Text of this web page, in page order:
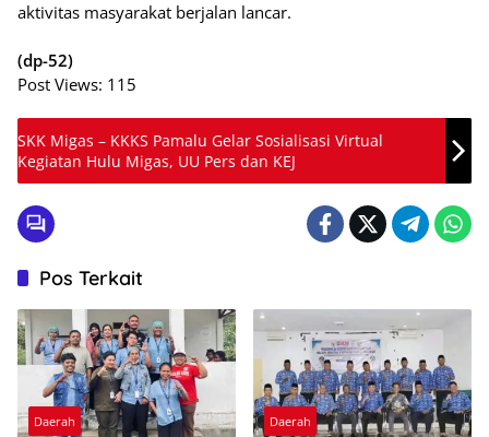
aktivitas masyarakat berjalan lancar.
(dp-52)
Post Views: 115
SKK Migas – KKKS Pamalu Gelar Sosialisasi Virtual
Kegiatan Hulu Migas, UU Pers dan KEJ
Pos Terkait
Daerah Daerah